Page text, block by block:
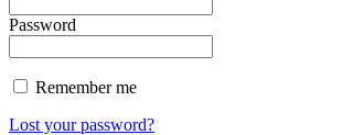
Password
Remember me
Lost your password?